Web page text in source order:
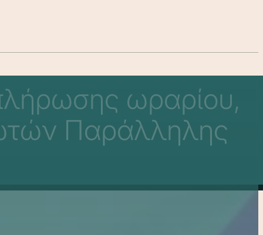
ωραρίου,
Παράλληλης